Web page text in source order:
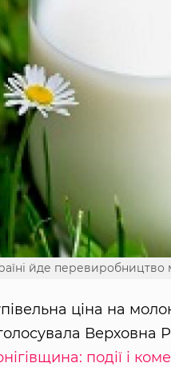
йде перевиробництво
ціна на
Верховна
події і